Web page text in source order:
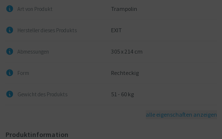
Art von Produkt Trampolin
Hersteller dieses Produkts EXIT
Abmessungen 305 x 214 cm
Form Rechteckig
Gewicht des Produkts 51 - 60 kg
alle eigenschaften anzeigen
Produktinformation